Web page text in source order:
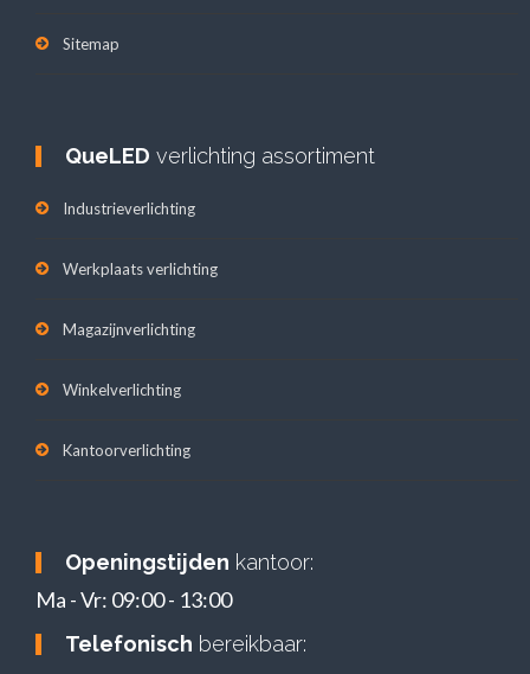
Sitemap
QueLED verlichting assortiment
Industrieverlichting
Werkplaats verlichting
Magazijnverlichting
Winkelverlichting
Kantoorverlichting
Openingstijden kantoor:
Ma - Vr: 09:00 - 13:00
Telefonisch bereikbaar: